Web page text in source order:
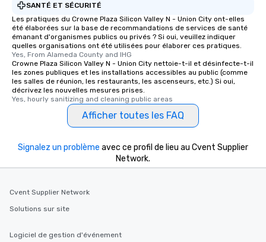
SANTÉ ET SÉCURITÉ
Les pratiques du Crowne Plaza Silicon Valley N - Union City ont-elles
été élaborées sur la base de recommandations de services de santé
émanant d'organismes publics ou privés ? Si oui, veuillez indiquer
quelles organisations ont été utilisées pour élaborer ces pratiques.
Yes, From Alameda County and IHG
Crowne Plaza Silicon Valley N - Union City nettoie-t-il et désinfecte-t-il
les zones publiques et les installations accessibles au public (comme
les salles de réunion, les restaurants, les ascenseurs, etc.) Si oui,
décrivez les nouvelles mesures prises.
Yes, hourly sanitizing and cleaning public areas
Afficher toutes les FAQ
Signalez un problème avec ce profil de lieu au Cvent Supplier
Network.
Cvent Supplier Network
Solutions sur site
Logiciel de gestion d'événement